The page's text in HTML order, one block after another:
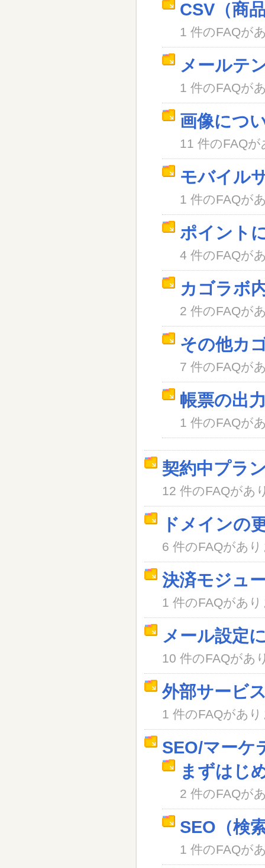
CSV（商
1 件のFAQが
メールテ
1 件のFAQが
画像につ
11 件のFAQ
モバイル
1 件のFAQが
ポイント
4 件のFAQが
カゴラボ
2 件のFAQが
その他カ
7 件のFAQが
帳票の出
1 件のFAQが
契約中プラ
12 件のFAQがあ
ドメインの
6 件のFAQがあ
決済モジュ
1 件のFAQがあ
メール設定
10 件のFAQがあ
外部サービ
1 件のFAQがあ
SEO/マーケ
まずはじ
2 件のFAQが
SEO（検
1 件のFAQが